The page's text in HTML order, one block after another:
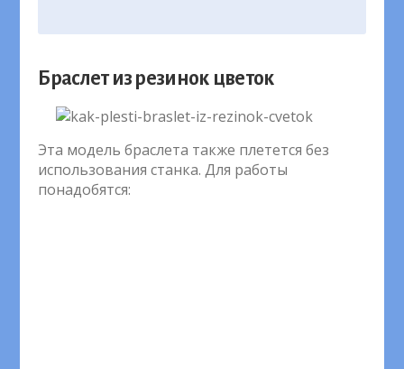
Браслет из резинок цветок
Эта модель браслета также плетется без
использования станка. Для работы
понадобятся: